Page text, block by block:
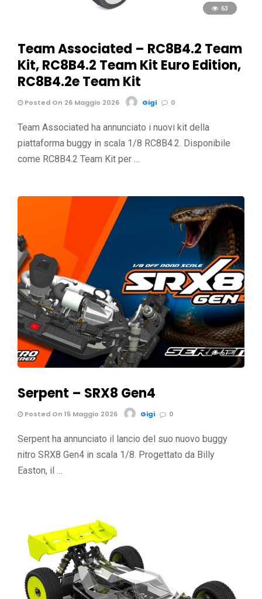
63
Team Associated – RC8B4.2 Team
Kit, RC8B4.2 Team Kit Euro Edition,
RC8B4.2e Team Kit
Posted On 26 Maggio 2026 Gigi 0
Team Associated ha annunciato i nuovi kit della
piattaforma buggy in scala 1/8 RC8B4.2. Disponibile
come RC8B4.2 Team Kit per …
67
Serpent – SRX8 Gen4
Posted On 15 Maggio 2026 Gigi 0
Serpent ha annunciato il lancio del suo nuovo buggy
nitro SRX8 Gen4 in scala 1/8. Progettato da Billy
Easton, il …